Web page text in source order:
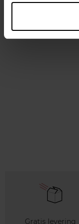
Gratis levering